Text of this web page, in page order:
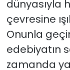
dünyasıyla
çevresine
Onunla
edebiyatın
zamanda